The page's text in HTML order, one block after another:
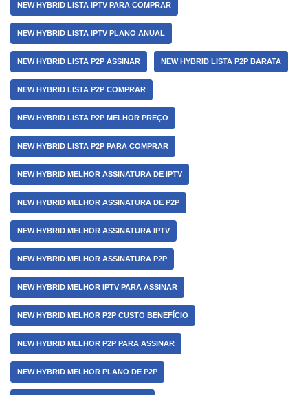
NEW HYBRID LISTA IPTV PARA COMPRAR
NEW HYBRID LISTA IPTV PLANO ANUAL
NEW HYBRID LISTA P2P ASSINAR NEW HYBRID LISTA P2P BARATA
NEW HYBRID LISTA P2P COMPRAR
NEW HYBRID LISTA P2P MELHOR PREÇO
NEW HYBRID LISTA P2P PARA COMPRAR
NEW HYBRID MELHOR ASSINATURA DE IPTV
NEW HYBRID MELHOR ASSINATURA DE P2P
NEW HYBRID MELHOR ASSINATURA IPTV
NEW HYBRID MELHOR ASSINATURA P2P
NEW HYBRID MELHOR IPTV PARA ASSINAR
NEW HYBRID MELHOR P2P CUSTO BENEFÍCIO
NEW HYBRID MELHOR P2P PARA ASSINAR
NEW HYBRID MELHOR PLANO DE P2P